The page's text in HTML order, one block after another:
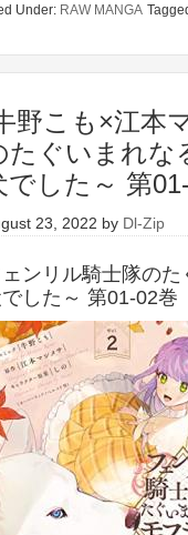
Under: RAW MANGA
野こも×江本
たぐいまれな
でした～ 第
23, 2022 by Dl-Zip
ェンリル騎士隊の
した～ 第01-02巻